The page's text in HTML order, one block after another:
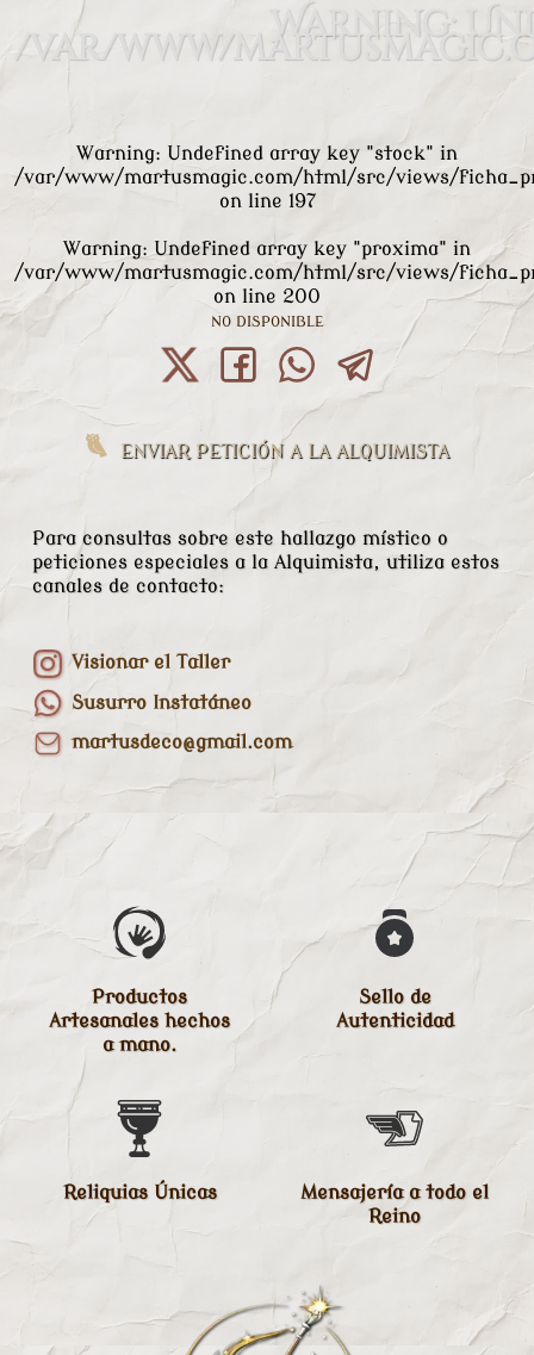
Warning:
/var/www/
Warning: Undefined array key "stock" in
/var/www/martusmagic.com/html/src/views/
on line 197
Warning: Undefined array key "proxima" in
/var/www/martusmagic.com/html/src/views/
on line 200
NO DISPONIBLE
ENVIAR PETICIÓN A LA ALQUIMISTA
Para consultas sobre este hallazgo místico o
peticiones especiales a la Alquimista, utiliza estos
canales de contacto:
Visionar el Taller
Susurro Instatáneo
martusdeco@gmail.com
Productos
Artesanales hechos
a mano.
Sello de
Autenticidad
Reliquias Únicas
Mensajería a todo el
Reino